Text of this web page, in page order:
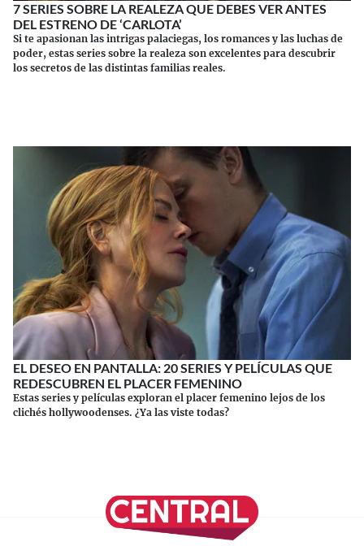
7 SERIES SOBRE LA REALEZA QUE DEBES VER ANTES
DEL ESTRENO DE ‘CARLOTA’
Si te apasionan las intrigas palaciegas, los romances y las luchas de
poder, estas series sobre la realeza son excelentes para descubrir
los secretos de las distintas familias reales.
EL DESEO EN PANTALLA: 20 SERIES Y PELÍCULAS QUE
REDESCUBREN EL PLACER FEMENINO
Estas series y películas exploran el placer femenino lejos de los
clichés hollywoodenses. ¿Ya las viste todas?